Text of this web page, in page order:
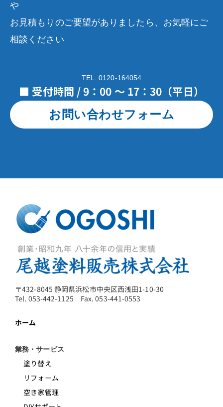
や
お見積もりのご要望がありましたら、お気軽にご
相談ください
TEL. 0120-164054
■ 受付時間 / 9：00 ～ 17：30（平日）
お問い合わせフォーム
〒432-8045 静岡県浜松市中央区西浅田1-10-30
Tel. 053-442-1125 Fax. 053-441-0553
ホーム
業務・サービス
塗り替え
リフォーム
空き家管理